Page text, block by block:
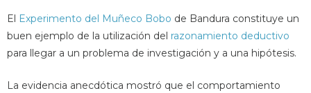
El Experimento del Muñeco Bobo de Bandura constituye un
buen ejemplo de la utilización del razonamiento deductivo
para llegar a un problema de investigación y a una hipótesis.
La evidencia anecdótica mostró que el comportamiento